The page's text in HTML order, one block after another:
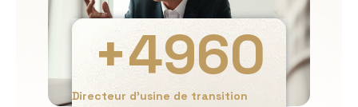
Directeur d’usine de transition
+4960